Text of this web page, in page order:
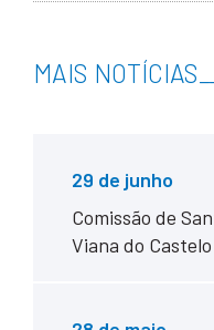
MAIS NOTÍCIAS
29 de junho
Comissão de
Viana do Castelo